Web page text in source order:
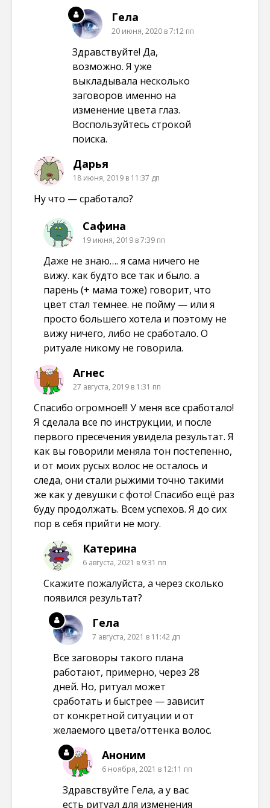
Гела
20 июня, 2020 в 7:12 пп
Здравствуйте! Да,
возможно. Я уже
выкладывала несколько
заговоров именно на
изменение цвета глаз.
Воспользуйтесь строкой
поиска.
Дарья
18 июня, 2019 в 11:37 дп
Ну что — сработало?
Сафина
19 июня, 2019 в 7:39 пп
Даже не знаю…. я сама ничего не
вижу. как будто все так и было. а
парень (+ мама тоже) говорит, что
цвет стал темнее. не пойму — или я
просто большего хотела и поэтому не
вижу ничего, либо не сработало. О
ритуале никому не говорила.
Агнес
27 августа, 2019 в 1:31 пп
Спасибо огромное!!! У меня все сработало!
Я сделала все по инструкции, и после
первого пресечения увидела результат. Я
как вы говорили меняла тон постепенно,
и от моих русых волос не осталось и
следа, они стали рыжими точно такими
же как у девушки с фото! Спасибо ещё раз
буду продолжать. Всем успехов. Я до сих
пор в себя прийти не могу.
Катерина
6 августа, 2021 в 9:31 пп
Скажите пожалуйста, а через сколько
появился результат?
Гела
7 августа, 2021 в 11:42 дп
Все заговоры такого плана
работают, примерно, через 28
дней. Но, ритуал может
сработать и быстрее — зависит
от конкретной ситуации и от
желаемого цвета/оттенка волос.
Аноним
6 ноября, 2021 в 12:11 пп
Здравствуйте Гела, а у вас
есть ритуал для изменения